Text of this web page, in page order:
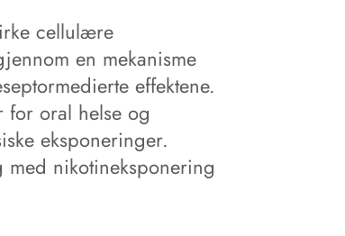
cellulære
en mekanisme
effektene.
for oral helse og
eksponeringer.
med nikotineksponering